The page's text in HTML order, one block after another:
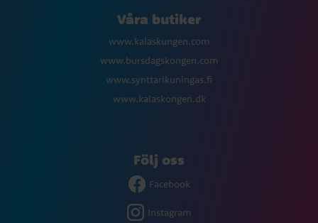
Våra butiker
www.kalaskungen.com
www.bursdagskongen.com
www.synttarikuningas.fi
www.kalaskongen.dk
Följ oss
Facebook
Instagram